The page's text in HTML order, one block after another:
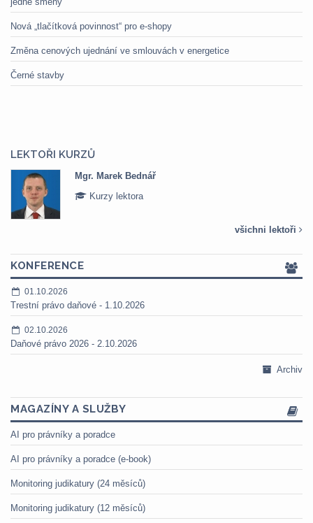
Nová „tlačítková povinnost“ pro e-shopy
Změna cenových ujednání ve smlouvách v energetice
Černé stavby
LEKTOŘI KURZŮ
Mgr. Marek Bednář
Kurzy lektora
všichni lektoři
KONFERENCE
01.10.2026
Trestní právo daňové - 1.10.2026
02.10.2026
Daňové právo 2026 - 2.10.2026
Archiv
MAGAZÍNY A SLUŽBY
AI pro právníky a poradce
AI pro právníky a poradce (e-book)
Monitoring judikatury (24 měsíců)
Monitoring judikatury (12 měsíců)